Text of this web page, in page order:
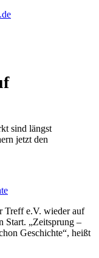
sind längst
jetzt den
Treff e.V. wieder auf
Start. „Zeitsprung –
Geschichte“, heißt